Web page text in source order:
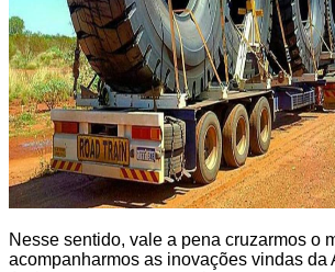
Nesse sentido, vale a pena cruzarmos o
acompanharmos as inovações vindas da